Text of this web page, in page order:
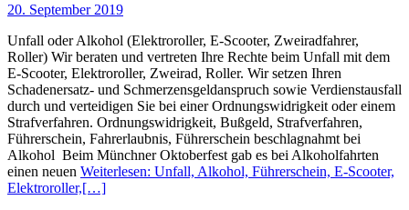
20. September 2019
Unfall oder Alkohol (Elektroroller, E-Scooter, Zweiradfahrer,
Roller) Wir beraten und vertreten Ihre Rechte beim Unfall mit dem
E-Scooter, Elektroroller, Zweirad, Roller. Wir setzen Ihren
Schadenersatz- und Schmerzensgeldanspruch sowie Verdienstausfall
durch und verteidigen Sie bei einer Ordnungswidrigkeit oder einem
Strafverfahren. Ordnungswidrigkeit, Bußgeld, Strafverfahren,
Führerschein, Fahrerlaubnis, Führerschein beschlagnahmt bei
Alkohol Beim Münchner Oktoberfest gab es bei Alkoholfahrten
einen neuen Weiterlesen: Unfall, Alkohol, Führerschein, E-Scooter,
Elektroroller,[…]